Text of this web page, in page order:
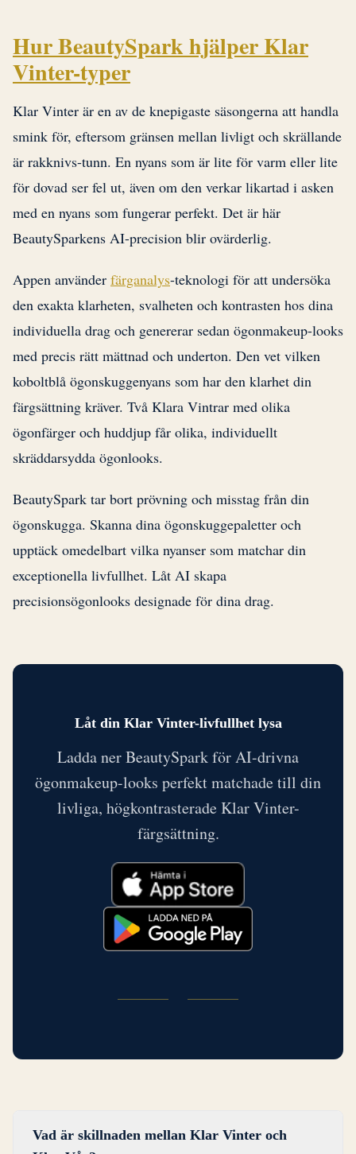
Hur BeautySpark hjälper Klar
Vinter-typer
Klar Vinter är en av de knepigaste säsongerna att handla
smink för, eftersom gränsen mellan livligt och skrällande
är rakknivs-tunn. En nyans som är lite för varm eller lite
för dovad ser fel ut, även om den verkar likartad i asken
med en nyans som fungerar perfekt. Det är här
BeautySparkens AI-precision blir ovärderlig.
Appen använder färganalys-teknologi för att undersöka
den exakta klarheten, svalheten och kontrasten hos dina
individuella drag och genererar sedan ögonmakeup-looks
med precis rätt mättnad och underton. Den vet vilken
koboltblå ögonskuggenyans som har den klarhet din
färgsättning kräver. Två Klara Vintrar med olika
ögonfärger och huddjup får olika, individuellt
skräddarsydda ögonlooks.
BeautySpark tar bort prövning och misstag från din
ögonskugga. Skanna dina ögonskuggepaletter och
upptäck omedelbart vilka nyanser som matchar din
exceptionella livfullhet. Låt AI skapa
precisionsögonlooks designade för dina drag.
Låt din Klar Vinter-livfullhet lysa
Ladda ner BeautySpark för AI-drivna
ögonmakeup-looks perfekt matchade till din
livliga, högkontrasterade Klar Vinter-
färgsättning.
Vad är skillnaden mellan Klar Vinter och